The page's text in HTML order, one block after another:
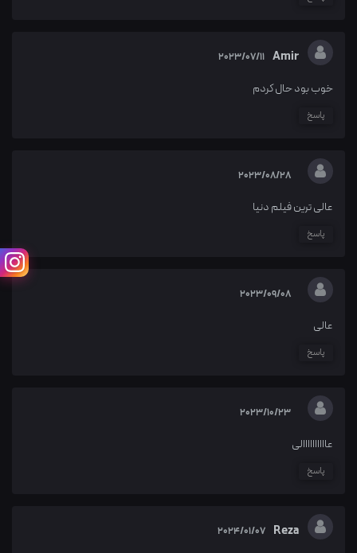
Amir
2023/07/11
خوب بود حال کردم
پاسخ
2023/08/28
عالی ترین فیلم دنیا
پاسخ
2023/09/08
عالی
پاسخ
2023/10/23
عاااااااااالی
پاسخ
Reza
2024/01/07